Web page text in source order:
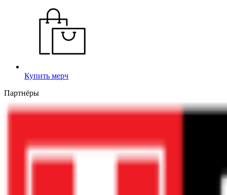
Купить мерч
Партнёры